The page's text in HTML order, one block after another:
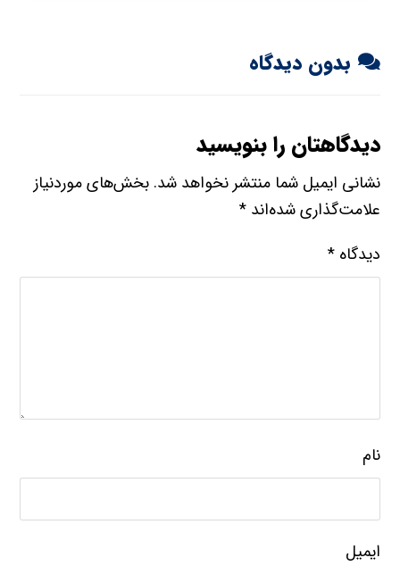
بدون دیدگاه
دیدگاهتان را بنویسید
نشانی ایمیل شما منتشر نخواهد شد. بخش‌های موردنیاز
علامت‌گذاری شده‌اند*
دیدگاه*
نام
ایمیل